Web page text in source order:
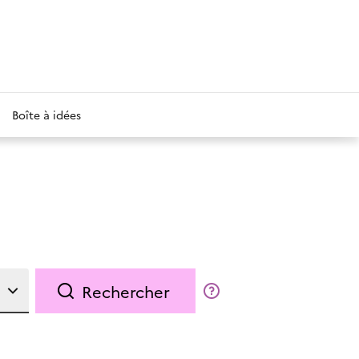
Boîte à idées
Rechercher